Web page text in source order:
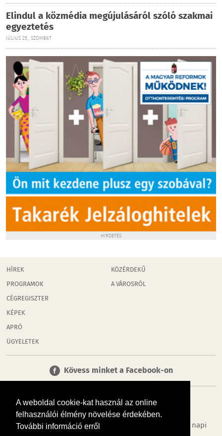
A weboldal cookie-kat használ az online
felhasználói élmény növelése érdekében.
További információ erről
Elindul a közmédia megújulásáról szóló szakmai
egyeztetés
JÚLIUS 25., SZOMBAT
HIRDETÉS
HÍREK
PROGRAMOK
CÉGREGISZTER
KÉPEK
APRÓ
ÜGYELETEK
KÖZÉRDEKŰ
A VÁROSRÓL
Kövess minket a Facebook-on
Tudj meg többet városodról! Hírek, programok, képek, napi